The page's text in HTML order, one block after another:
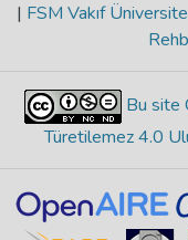
| FSM Vakıf
Bu site
Türetilemez 4.0